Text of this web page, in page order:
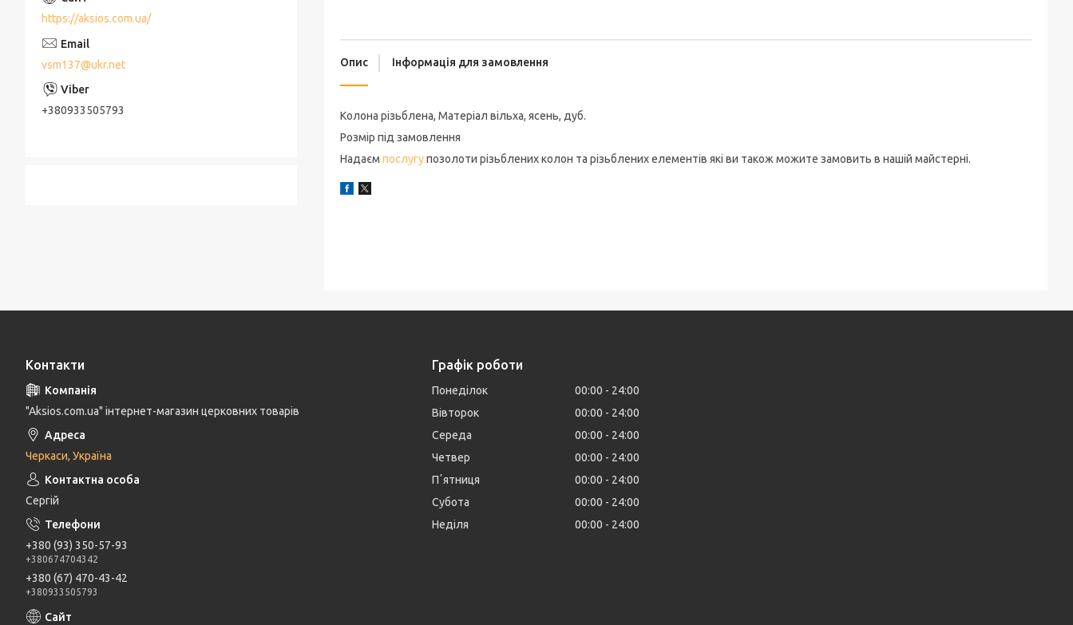
Опис Інформація для замовлення
Колона різьблена, Матеріал вільха, ясень, дуб.
Розмір під замовлення
Надаєм послугупозолоти різьблених колон та різьблених елементів які ви також можите замовить в нашій майстерні.
https://aksios.com.ua/
vsm137@ukr.net
+380933505793
Контакти
"Aksios.com.ua" інтернет-магазин церковних товарів
Черкаси, Україна
Сергій
+380 (93) 350-57-93
+380674704342
+380 (67) 470-43-42
+380933505793
Графік роботи
Понеділок 00:00
24:00
Вівторок
00:00
24:00
Середа
00:00
24:00
Четвер
00:00
24:00
Пʼятниця
00:00
24:00
Субота
00:00
24:00
Неділя
00:00 24:00